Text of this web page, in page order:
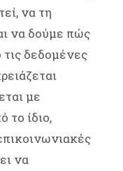
να τη
να δούμε πώς
δεδομένες
με
το ίδιο,
να